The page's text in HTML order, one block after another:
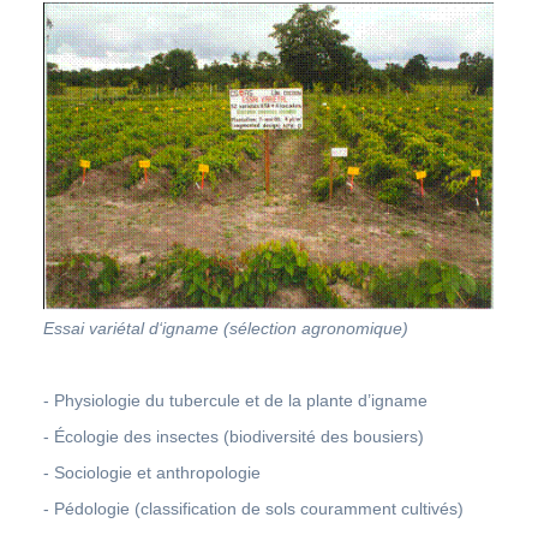
Essai variétal d‘igname (sélection agronomique)
- Physiologie du tubercule et de la plante d’igname
- Écologie des insectes (biodiversité des bousiers)
- Sociologie et anthropologie
- Pédologie (classification de sols couramment cultivés)